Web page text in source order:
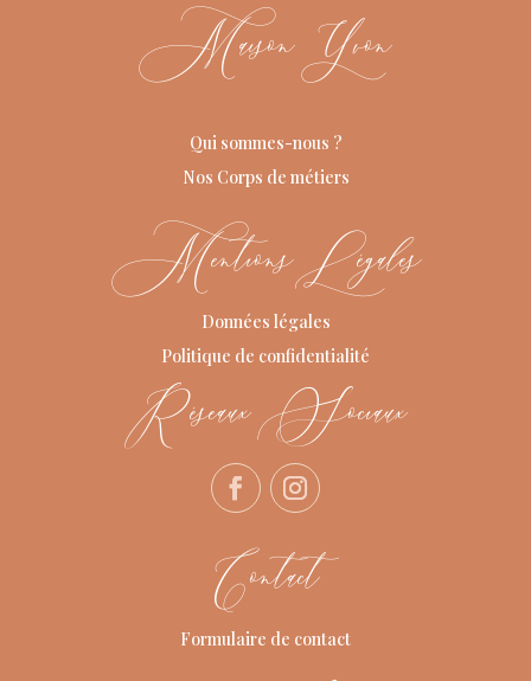
Maison Yvon
Qui sommes-nous ?
Nos Corps de métiers
Mentions Légales
Données légales
Politique de confidentialité
Réseaux Sociaux
Contact
Formulaire de contact